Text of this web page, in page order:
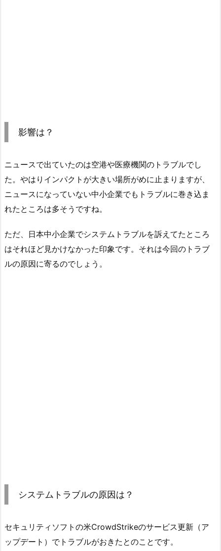
影響は？
ニュースで出ていたのは空港や医療機関のトラブルでし
た。やはりインパクトが大きい場所がめに止まりますが、
ニュースになっていない中小企業でもトラブルに巻き込ま
れたところは多そうですね。
ただ、日本中小企業でシステムトラブルを訴えてたところ
はそれほど見かけなかった印象です。それは今回のトラブ
ルの原因に寄るのでしょう。
システムトラブルの原因は？
セキュリティソフトの米CrowdStrikeのサービス更新（ア
ップデート）でトラブルがおきたとのことです。